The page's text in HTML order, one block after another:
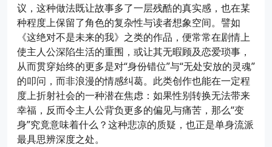
议，这种做法既让故事多了一层残酷的真实感，也在某
种程度上保留了角色的复杂性与读者想象空间。譬如
《这绝对不是未来的我》之类的作品，便常常在剧情上
使主人公深陷生活的重围，或让其无暇顾及恋爱琐事，
从而贯穿始终的更多是对“身份错位”与“无处安放的灵魂”
的叩问，而非浪漫的情感纠葛。此类创作也能在一定程
度上折射社会的一种潜在焦虑：如果性别转换无法带来
幸福，反而令主人公背负更多的偏见与痛苦，那么“变
身”究竟意味着什么？这种悲凉的质疑，也正是单身流派
最具思辨深度之处。